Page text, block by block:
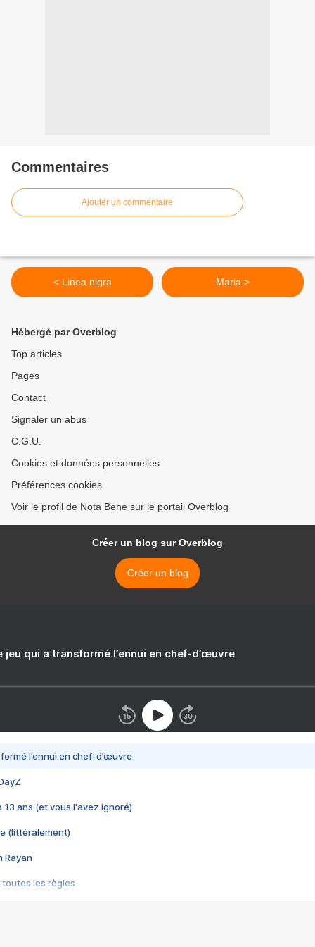
Commentaires
Ajouter un commentaire
< Linea nigra Maria >
Hébergé par Overblog
Top articles
Pages
Contact
Signaler un abus
C.G.U.
Cookies et données personnelles
Préférences cookies
Voir le profil de Nota Bene sur le portail Overblog
Créer un blog sur Overblog
Créer un blog
jeu qui a transformé l’ennui en chef-d’œuvre
l’ennui en chef-d’œuvre
13 ans (et vous l'avez ignoré)
(littéralement)
Rayan
toutes les règles